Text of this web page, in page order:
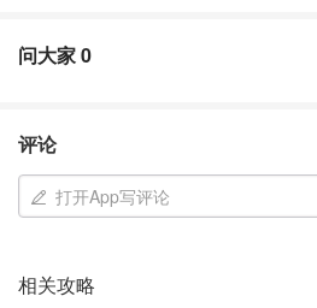
e
Bond Index
FTSE
Emerging
ETF
问大家0
评论
打开App写评论
相关攻略